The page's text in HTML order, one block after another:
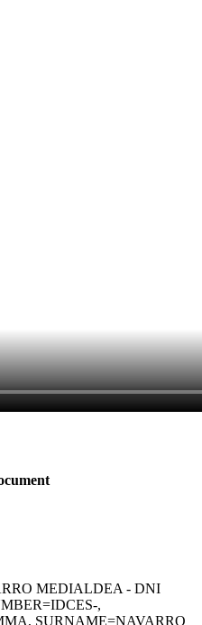
MEDIALDEA - DNI
,
SURNAME=NAVARRO